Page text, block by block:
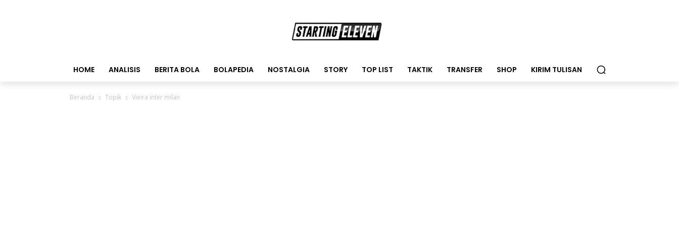
HOME ANALISIS BERITA BOLA BOLAPEDIA NOSTALGIA STORY TOP LIST TAKTIK TRANSFER SHOP KIRIM TULISAN
Beranda Topik Vieira inter milan